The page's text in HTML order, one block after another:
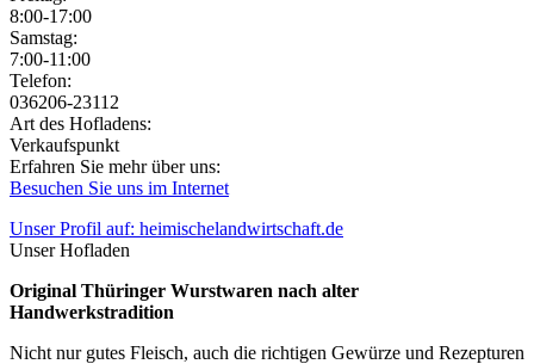
8:00-17:00
Samstag:
7:00-11:00
Jetzt geöffnet!
Jetzt geschlossen!
Telefon:
036206-23112
Art des Hofladens:
Verkaufspunkt
Erfahren Sie mehr über uns:
Besuchen Sie uns im Internet
Unser Profil auf: heimischelandwirtschaft.de
Unser Hofladen
Original Thüringer Wurstwaren nach alter
Handwerkstradition
Nicht nur gutes Fleisch, auch die richtigen Gewürze und Rezepturen